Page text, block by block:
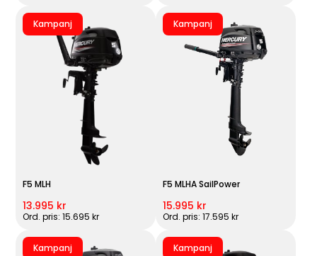
Kampanj
F5 MLH
13.995 kr
Ord. pris: 15.695 kr
Kampanj
F5 MLHA SailPower
15.995 kr
Ord. pris: 17.595 kr
Kampanj Kampanj